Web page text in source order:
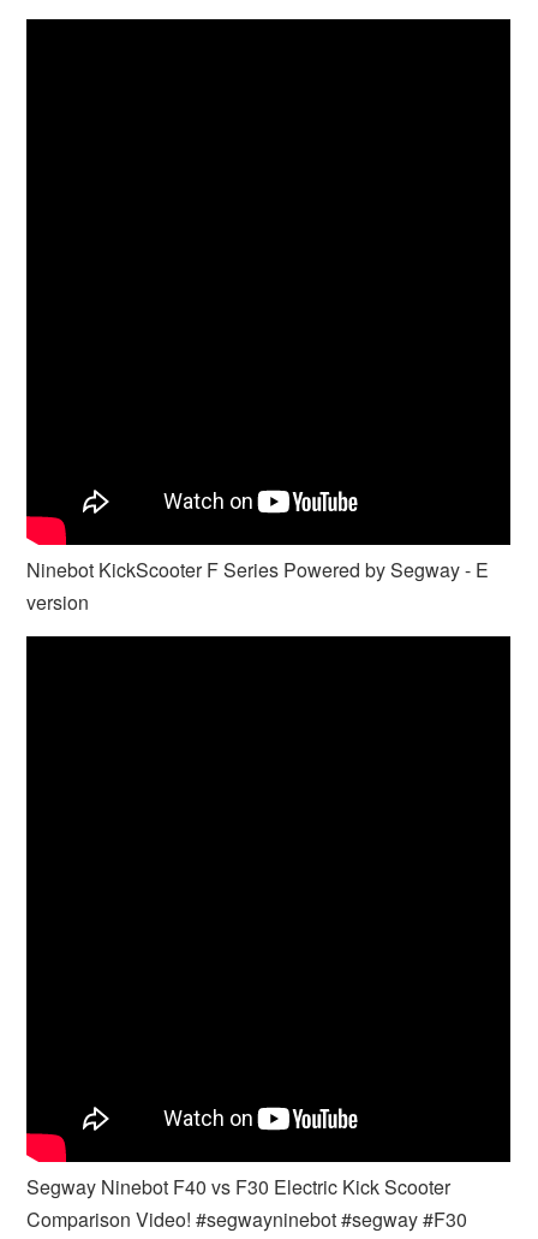
Ninebot KickScooter F Series Powered by Segway - E
version
Segway Ninebot F40 vs F30 Electric Kick Scooter
Comparison Video! #segwayninebot #segway #F30